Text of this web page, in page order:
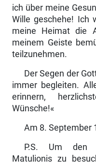
ich über meine
Wille geschehe! Ich
meine Heimat die
meinem Geiste
teilzunehmen.
Der Segen der
immer begleiten.
erinnern,
Wünsche!«
Am 8. September
P.S. Um den
Matulionis zu